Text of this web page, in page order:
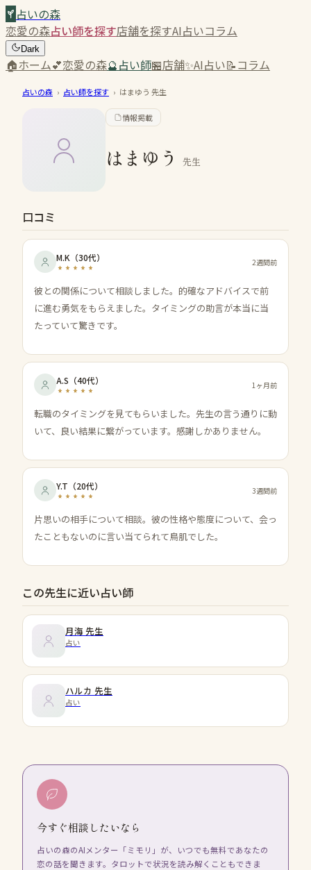
占いの森
恋愛の森占い師を探す店舗を探すAI占いコラム
Dark
🏠ホーム💕恋愛の森🔮占い師🏪店舗✨AI占い📝コラム
占いの森 › 占い師を探す › はまゆう 先生
情報掲載
はまゆう 先生
口コミ
M.K （30代） 2週間前
彼との関係について相談しました。的確なアドバイスで前
に進む勇気をもらえました。タイミングの助言が本当に当
たっていて驚きです。
A.S （40代） 1ヶ月前
転職のタイミングを見てもらいました。先生の言う通りに動
いて、良い結果に繋がっています。感謝しかありません。
Y.T （20代） 3週間前
片思いの相手について相談。彼の性格や態度について、会っ
たこともないのに言い当てられて鳥肌でした。
この先生に近い占い師
月海 先生
占い
ハルカ 先生
占い
今すぐ相談したいなら
占いの森のAIメンター「ミモリ」が、いつでも無料であなたの
恋の話を聞きます。タロットで状況を読み解くこともできま